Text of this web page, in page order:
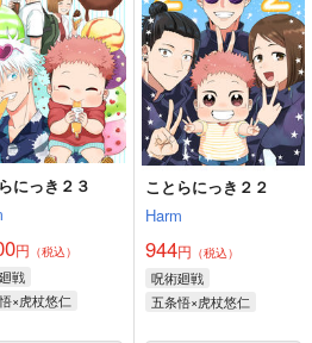
円（税込）
×虎杖悠仁
サンプル
作品詳細
Harm
3,457円（税込）
五条悟×虎杖悠仁
サンプル
作品詳細
にっき２３
円 （税込）
戦
×虎杖悠仁
ことらにっき２２
Harm
944円 （税込）
呪術廻戦
五条悟×虎杖悠仁